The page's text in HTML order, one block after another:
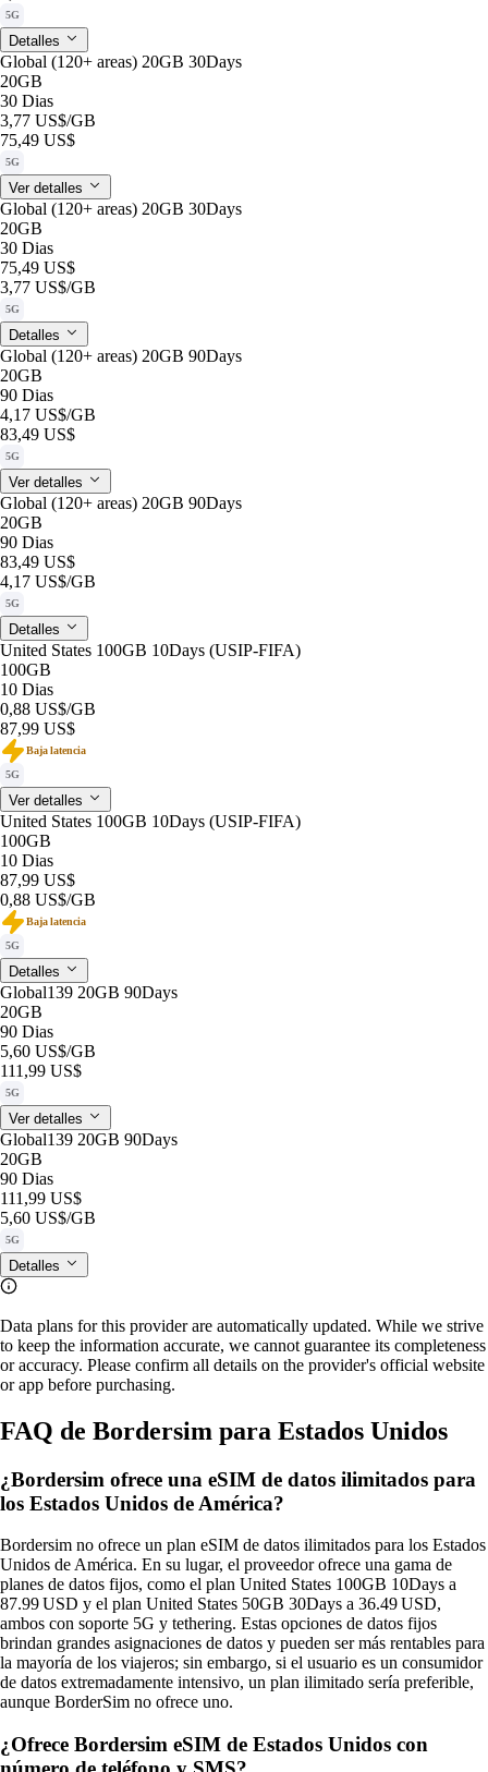
5G
Detalles
Global (120+ areas) 20GB 30Days
20GB
30 Dias
3,77 US$/GB
75,49 US$
5G
Ver detalles
Global (120+ areas) 20GB 30Days
20GB
30 Dias
75,49 US$
3,77 US$/GB
5G
Detalles
Global (120+ areas) 20GB 90Days
20GB
90 Dias
4,17 US$/GB
83,49 US$
5G
Ver detalles
Global (120+ areas) 20GB 90Days
20GB
90 Dias
83,49 US$
4,17 US$/GB
5G
Detalles
United States 100GB 10Days (USIP-FIFA)
100GB
10 Dias
0,88 US$/GB
87,99 US$
Baja latencia
5G
Ver detalles
United States 100GB 10Days (USIP-FIFA)
100GB
10 Dias
87,99 US$
0,88 US$/GB
Baja latencia
5G
Detalles
Global139 20GB 90Days
20GB
90 Dias
5,60 US$/GB
111,99 US$
5G
Ver detalles
Global139 20GB 90Days
20GB
90 Dias
111,99 US$
5,60 US$/GB
5G
Detalles
Data plans for this provider are automatically updated. While we strive
to keep the information accurate, we cannot guarantee its completeness
or accuracy. Please confirm all details on the provider's official website
or app before purchasing.
FAQ de Bordersim para Estados Unidos
¿Bordersim ofrece una eSIM de datos ilimitados para
los Estados Unidos de América?
Bordersim no ofrece un plan eSIM de datos ilimitados para los Estados
Unidos de América. En su lugar, el proveedor ofrece una gama de
planes de datos fijos, como el plan United States 100GB 10Days a
87.99 USD y el plan United States 50GB 30Days a 36.49 USD,
ambos con soporte 5G y tethering. Estas opciones de datos fijos
brindan grandes asignaciones de datos y pueden ser más rentables para
la mayoría de los viajeros; sin embargo, si el usuario es un consumidor
de datos extremadamente intensivo, un plan ilimitado sería preferible,
aunque BorderSim no ofrece uno.
¿Ofrece Bordersim eSIM de Estados Unidos con